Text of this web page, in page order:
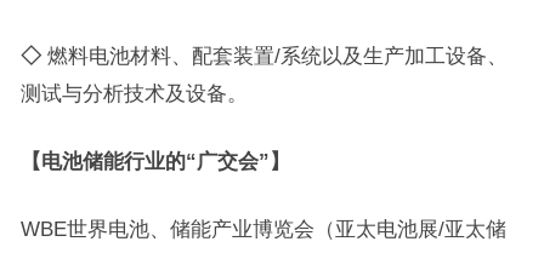
◇ 燃料电池材料、配套装置/系统以及生产加工设备、
测试与分析技术及设备。
【电池储能行业的“广交会”】
WBE世界电池、储能产业博览会（亚太电池展/亚太储